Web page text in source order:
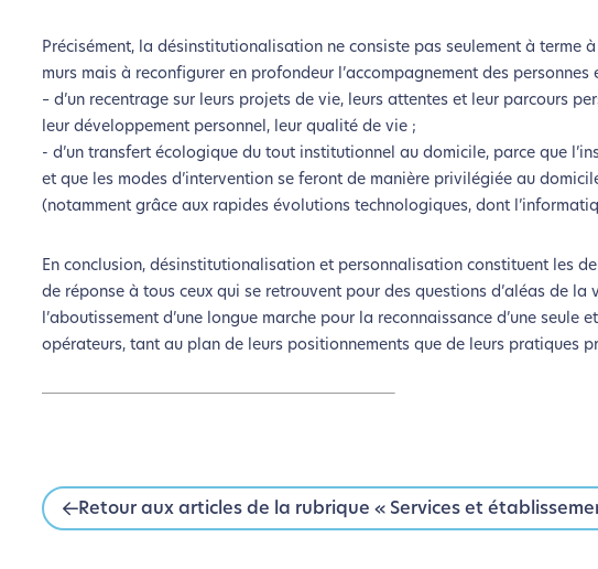
Si vous aussi vous souhaitez diminuer
le parcourir dans son Mode Eco. Celui-ci
Précisément, la désinstitutionalisation ne consiste pas seulement à terme
murs mais à reconfigurer en profondeur l’accompagnement des
– d’un recentrage sur leurs projets de vie, leurs attentes et leur parcours
leur développement personnel, leur qualité de vie ;
- d’un transfert écologique du tout institutionnel au domicile, parce que
et que les modes d’intervention se feront de manière privilégiée au
(notamment grâce aux rapides évolutions technologiques, dont
En conclusion, désinstitutionalisation et personnalisation constituent les
de réponse à tous ceux qui se retrouvent pour des questions d’aléas de
l’aboutissement d’une longue marche pour la reconnaissance d’une
opérateurs, tant au plan de leurs positionnements que de leurs pratiques
Retour aux articles de la rubrique « Services et